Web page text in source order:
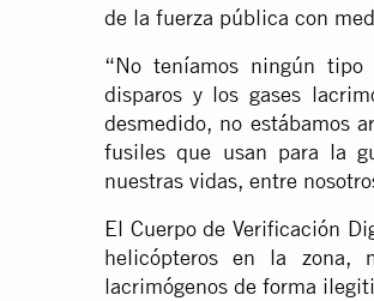
de la fuerza pública con
“No teníamos ningún
disparos y los gases
desmedido, no estábamos
fusiles que usan para la
nuestras vidas, entre
El Cuerpo de Verificación
helicópteros en la zona,
lacrimógenos de forma